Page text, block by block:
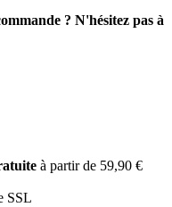
? N'hésitez pas à
à partir de 59,90 €
SSL